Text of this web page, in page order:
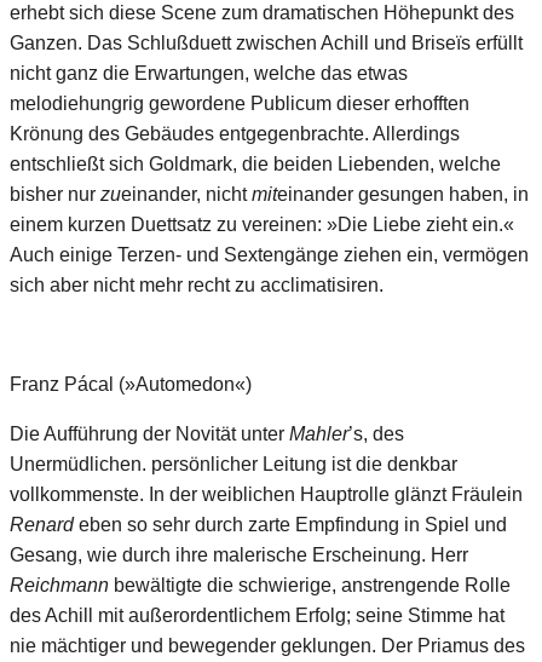
erhebt sich diese Scene zum dramatischen Höhepunkt des
Ganzen. Das Schlußduett zwischen Achill und Briseïs erfüllt
nicht ganz die Erwartungen, welche das etwas
melodiehungrig gewordene Publicum dieser erhofften
Krönung des Gebäudes entgegenbrachte. Allerdings
entschließt sich Goldmark, die beiden Liebenden, welche
bisher nur zueinander, nichtmiteinander gesungen haben, in
einem kurzen Duettsatz zu vereinen: »Die Liebe zieht ein.«
Auch einige Terzen- und Sextengänge ziehen ein, vermögen
sich aber nicht mehr recht zu acclimatisiren.
Franz Pácal (»Automedon«)
Die Aufführung der Novität unter Mahler’s, des
Unermüdlichen. persönlicher Leitung ist die denkbar
vollkommenste. In der weiblichen Hauptrolle glänzt Fräulein
Renardeben so sehr durch zarte Empfindung in Spiel und
Gesang, wie durch ihre malerische Erscheinung. Herr
Reichmann bewältigte die schwierige, anstrengende Rolle
des Achill mit außerordentlichem Erfolg; seine Stimme hat
nie mächtiger und bewegender geklungen. Der Priamus des